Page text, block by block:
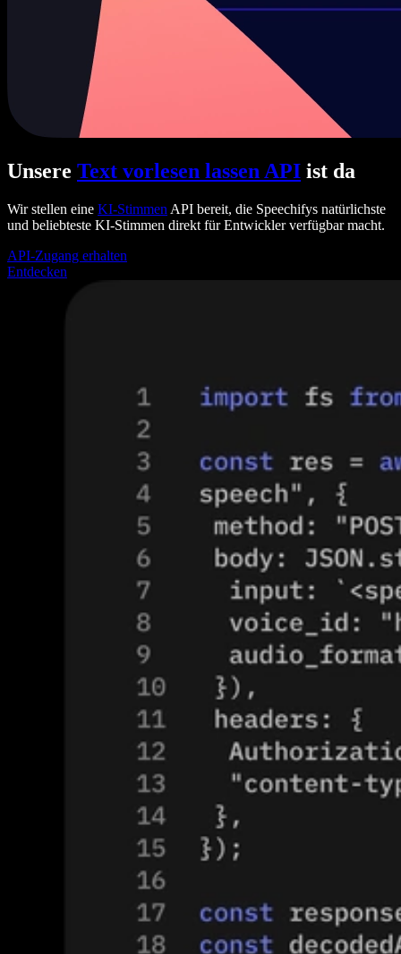
Unsere Text vorlesen lassen API ist da
Wir stellen eine KI-Stimmen API bereit, die Speechifys natürlichste
und beliebteste KI-Stimmen direkt für Entwickler verfügbar macht.
API-Zugang erhalten
Entdecken